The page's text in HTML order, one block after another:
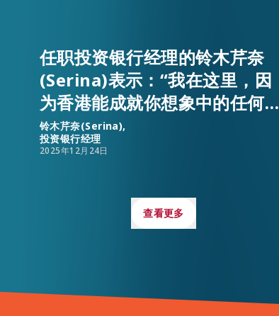
任职投资银行经理的铃木芹奈
(Serina)表示：“我在这里，因
为香港能成就你想象中的任何可
能；你可以在这策划自己的人
生。”
铃木芹奈(Serina),
投资银行经理
2025年12月24日
查看更多
查看更多